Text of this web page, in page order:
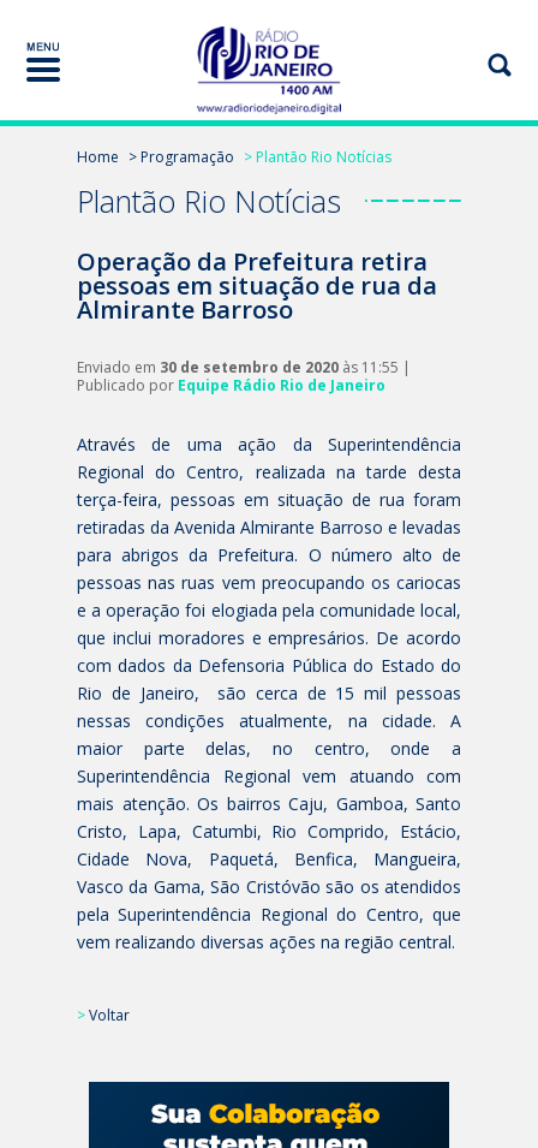
Home > Programação > Plantão Rio Notícias
Plantão Rio Notícias
Operação da Prefeitura retira
pessoas em situação de rua da
Almirante Barroso
Enviado em 30 de setembro de 2020 às 11:55 |
Publicado por Equipe Rádio Rio de Janeiro
Através de uma ação da Superintendência
Regional do Centro, realizada na tarde desta
terça-feira, pessoas em situação de rua foram
retiradas da Avenida Almirante Barroso e levadas
para abrigos da Prefeitura. O número alto de
pessoas nas ruas vem preocupando os cariocas
e a operação foi elogiada pela comunidade local,
que inclui moradores e empresários. De acordo
com dados da Defensoria Pública do Estado do
Rio de Janeiro, são cerca de 15 mil pessoas
nessas condições atualmente, na cidade. A
maior parte delas, no centro, onde a
Superintendência Regional vem atuando com
mais atenção. Os bairros Caju, Gamboa, Santo
Cristo, Lapa, Catumbi, Rio Comprido, Estácio,
Cidade Nova, Paquetá, Benfica, Mangueira,
Vasco da Gama, São Cristóvão são os atendidos
pela Superintendência Regional do Centro, que
vem realizando diversas ações na região central.
>Voltar